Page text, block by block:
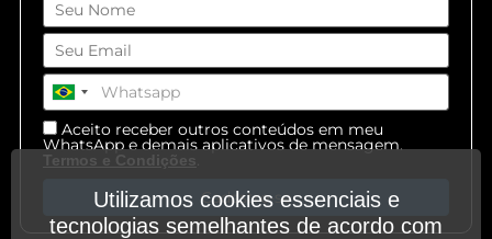
Aceito receber outros conteúdos em meu
WhatsApp e demais aplicativos de mensagem.
Termos e Condições.
Cadastre-se
Utilizamos cookies essenciais e
tecnologias semelhantes de acordo com